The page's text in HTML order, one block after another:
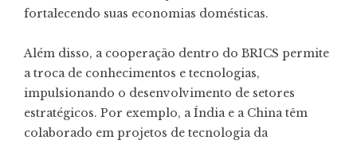
fortalecendo suas economias domésticas.
Além disso, a cooperação dentro do BRICS permite
a troca de conhecimentos e tecnologias,
impulsionando o desenvolvimento de setores
estratégicos. Por exemplo, a Índia e a China têm
colaborado em projetos de tecnologia da